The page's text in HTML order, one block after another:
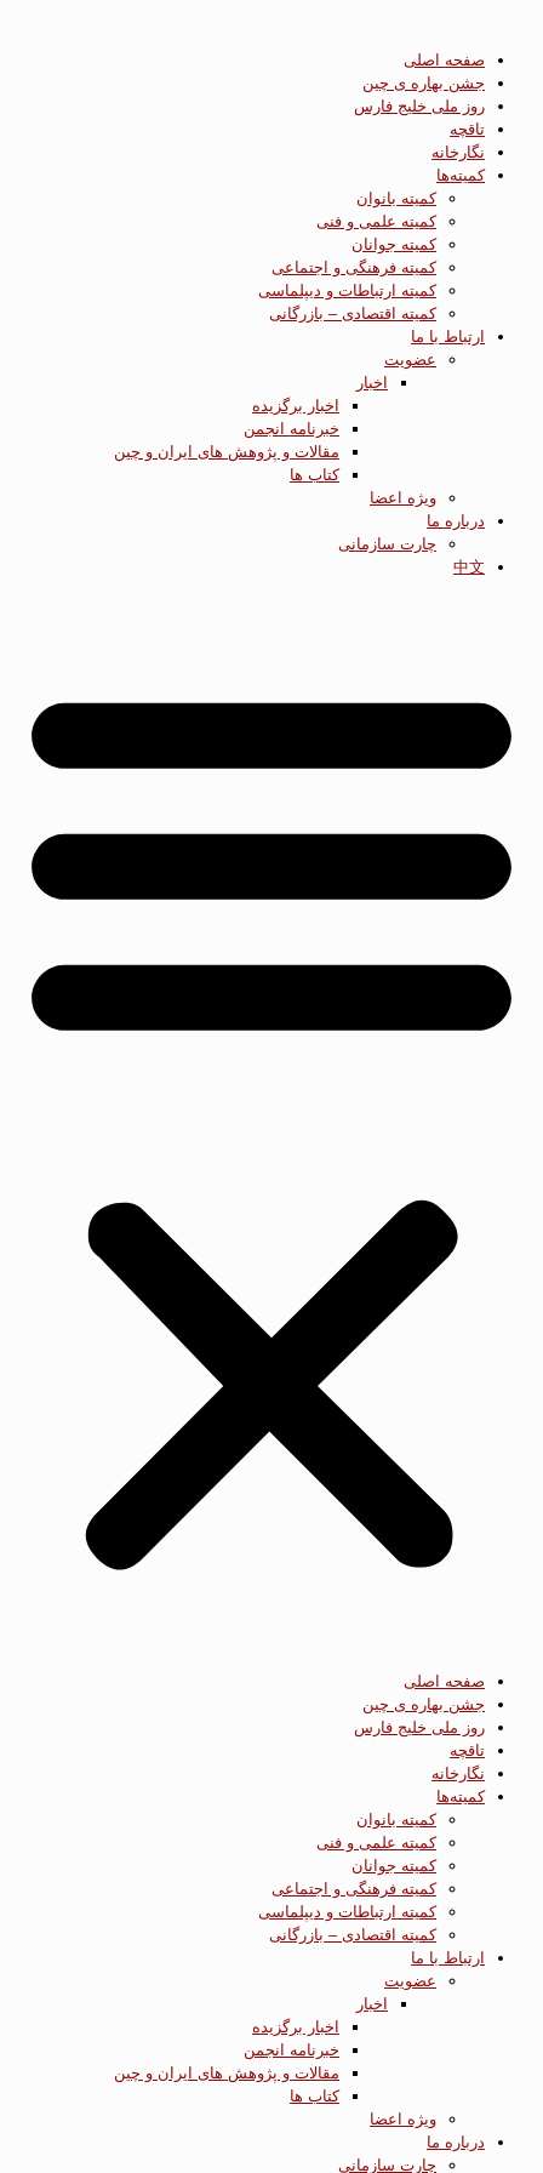
صفحه اصلی
جشن بهاره ی چین
روز ملی خلیج فارس
تاقچه
نگارخانه
کمیته‌ها
کمیته بانوان
کمیته علمی و فنی
کمیته جوانان
کمیته فرهنگی و اجتماعی
کمیته ارتباطات و دیپلماسی
کمیته اقتصادی – بازرگانی
ارتباط با ما
عضویت
اخبار
اخبار برگزیده
خبرنامه انجمن
مقالات و پژوهش های ایران و چین
کتاب ها
ویژه اعضا
درباره ما
چارت سازمانی
中文
صفحه اصلی
جشن بهاره ی چین
روز ملی خلیج فارس
تاقچه
نگارخانه
کمیته‌ها
کمیته بانوان
کمیته علمی و فنی
کمیته جوانان
کمیته فرهنگی و اجتماعی
کمیته ارتباطات و دیپلماسی
کمیته اقتصادی – بازرگانی
ارتباط با ما
عضویت
اخبار
اخبار برگزیده
خبرنامه انجمن
مقالات و پژوهش های ایران و چین
کتاب ها
ویژه اعضا
درباره ما
چارت سازمانی